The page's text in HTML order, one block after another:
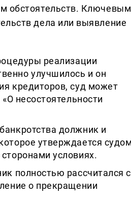
обстоятельств. Ключевым
дела или выявление
реализации
улучшилось и он
кредиторов, суд может
несостоятельности
должник и
утверждается
условиях.
полностью рассчитался с
о прекращении